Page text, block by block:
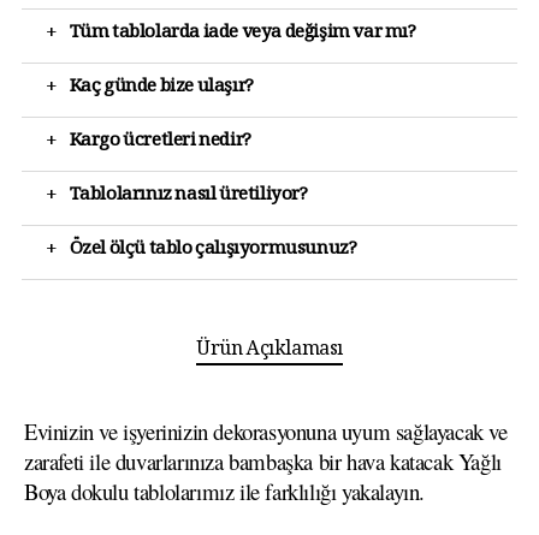
+ Tüm tablolarda iade veya değişim var mı?
+ Kaç günde bize ulaşır?
+ Kargo ücretleri nedir?
+ Tablolarınız nasıl üretiliyor?
+ Özel ölçü tablo çalışıyormusunuz?
Ürün Açıklaması
Evinizin ve işyerinizin dekorasyonuna uyum sağlayacak ve
zarafeti ile duvarlarınıza bambaşka bir hava katacak Yağlı
Boya dokulu tablolarımız ile farklılığı yakalayın.